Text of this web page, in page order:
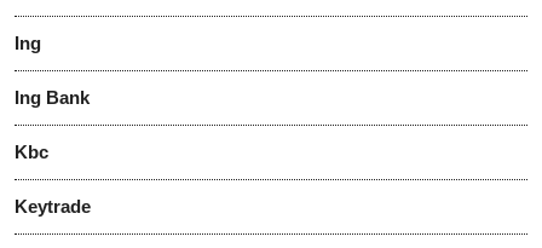
Ing
Ing Bank
Kbc
Keytrade